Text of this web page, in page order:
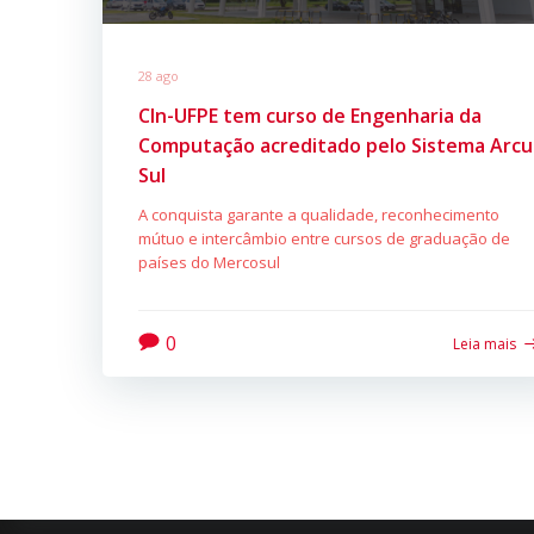
28 ago
CIn-UFPE tem curso de Engenharia da
Computação acreditado pelo Sistema
Sul
A conquista garante a qualidade, reconhecimento
mútuo e intercâmbio entre cursos de graduação de
países do Mercosul
0 Leia mais